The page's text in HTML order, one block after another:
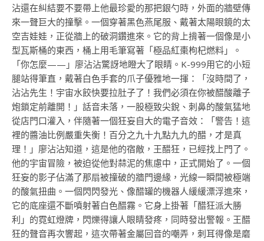
沾還在糾結要不要帶上他最珍愛的那把銀勺時，外面的牆壁傳
來一聲巨大的撞擊。一個穿著黑色燕尾服、戴著太陽眼鏡的太
空吉娃娃，正從牆上的破洞鑽進來。它的背上揹著一個像是小
型瓦斯桶的東西，桶上用毛筆寫著「極品紅棗枸杞燃料」。
「你怎麼——」廖沾沾驚訝地瞪大了眼睛。K-999用它的小短
腿站得筆直，戴著白色手套的爪子優雅地一揮：「沒時間了，
沾沾先生！宇宙水餃快要拉肚子了！我們必須在你被醋酸離子
炮鎖定前離開！」話音未落，一股極致尖銳、刺鼻的酸氣猛地
從店門口灌入，伴隨著一個狂妄自大的電子音效：「警告！這
裡的醬油比例嚴重失衡！百分之九十九點九九的醋，才是真
理！」廖沾沾知道，這是他的宿敵，王醋狂，已經找上門了。
他的宇宙冒險，被迫從他對蒜泥的焦慮中，正式開始了。一個
狂妄的影子佔滿了那扇被撞破的牆門邊緣，光線一瞬間被極端
的酸氣扭曲。一個閃閃發光、像醋罐的機器人緩緩漂浮進來，
它的底座還不斷噴射著白色醋霧。它身上掛著「醋狂派大勝
利」的霓虹燈牌，閃爍得讓人眼睛發疼，同時發出警報。王醋
狂的聲音再次響起，這次帶著金屬回音的嘲弄，刺耳得像是磨